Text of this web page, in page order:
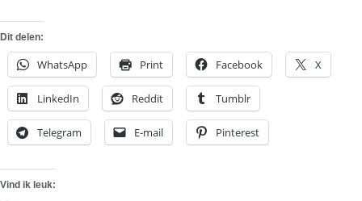
Dit delen:
WhatsApp Print Facebook X
LinkedIn Reddit Tumblr
Telegram E-mail Pinterest
Vind ik leuk: